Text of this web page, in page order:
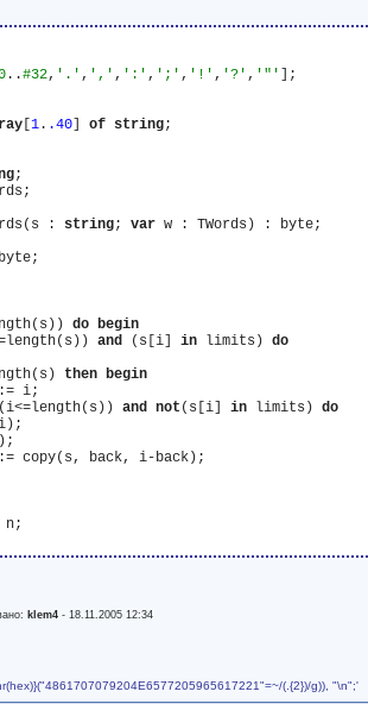
..#32, '.' , ',' , ':' , ';' , '!' , '?' , '"'
[1 . .40 ] of string;
;
: string; var
do begin
and (s[i] in limits) do
then begin
i;
(i<=length(s)) and not (s[i] in limits) do
copy(s, back, i-back);
klem4 -18.11.2005 12:34
(.{2})/g)), "\n";'